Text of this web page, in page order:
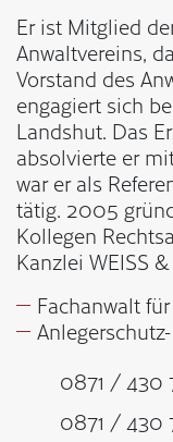
Er ist Mitglied
Anwaltvereins,
Vorstand des
engagiert sich
Landshut. Das
absolvierte er
war er als
tätig. 2005
Kollegen
Kanzlei WEISS
Fachanwalt
0871 / 430
0871 / 430